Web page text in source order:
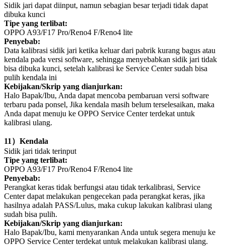
Sidik jari dapat diinput, namun sebagian besar terjadi tidak dapat
dibuka kunci
Tipe yang terlibat:
OPPO A93/F17 Pro/Reno4 F/Reno4 lite
Penyebab:
Data kalibrasi sidik jari ketika keluar dari pabrik kurang bagus atau
kendala pada versi software, sehingga menyebabkan sidik jari tidak
bisa dibuka kunci, setelah kalibrasi ke Service Center sudah bisa
pulih kendala ini
Kebijakan/Skrip yang dianjurkan:
Halo Bapak/Ibu, Anda dapat mencoba pembaruan versi software
terbaru pada ponsel, Jika kendala masih belum terselesaikan, maka
Anda dapat menuju ke OPPO Service Center terdekat untuk
kalibrasi ulang.
11 ） Kendala
Sidik jari tidak terinput
Tipe yang terlibat:
OPPO A93/F17 Pro/Reno4 F/Reno4 lite
Penyebab:
Perangkat keras tidak berfungsi atau tidak terkalibrasi, Service
Center dapat melakukan pengecekan pada perangkat keras, jika
hasilnya adalah PASS/Lulus, maka cukup lakukan kalibrasi ulang
sudah bisa pulih.
Kebijakan/Skrip yang dianjurkan:
Halo Bapak/Ibu, kami menyarankan Anda untuk segera menuju ke
OPPO Service Center terdekat untuk melakukan kalibrasi ulang.